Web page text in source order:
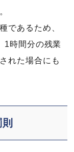
であるため、
1時間分の残業
れた場合にも